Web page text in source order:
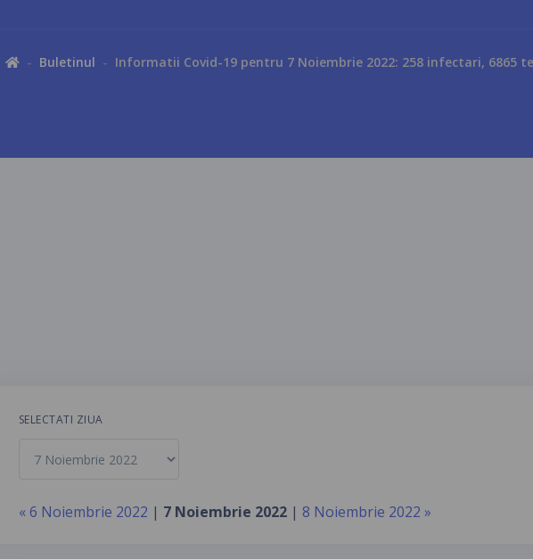
Buletinul Informatii Covid-19 pentru 7 Noiembrie 2022: 258 infectari, 6865
SELECTATI ZIUA
« 6 Noiembrie 2022 | 7 Noiembrie 2022 | 8 Noiembrie 2022 »